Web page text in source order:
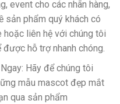
event cho các nhãn hàng,
sản phẩm quý khách có
liên hệ với chúng tôi
hỗ trợ nhanh chóng.
Hãy để chúng tôi
mẫu mascot đẹp mắt
qua sản phẩm